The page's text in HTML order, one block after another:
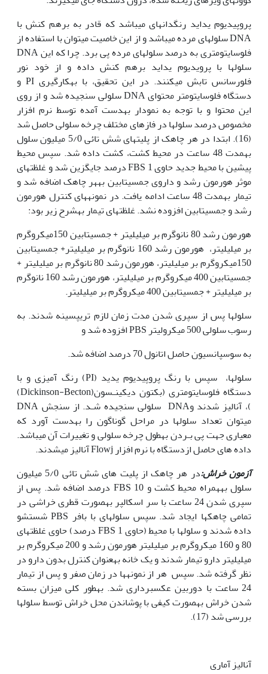
پروپیدیوم یداید رنگدانه‫ای می‏باشد که قادر به برهم کنش با
DNA سلول‫های مرده می‫باشد و از این خاصیت می‏توان با استفاده از
فلوسایتومتری به درصد سلول‫های مرده پی برد. چرا که این DNA
سلول‫ها با پرویدیوم یداید برهم کنش داده و از خود نور
فلورسانس تابش می‏کنند. در این تحقیق، با به‏کارگیری PI و
دستگاه فلوسایتومتر محتوای DNA سلولی سنجیده شد و از روی
این محتوا و با توجه به نمودار به‫دست آمده توسط نرم افزار
مخصوص درصد سلول‫ها در فازهای مختلف چرخه سلولی حاصل شد
(16). ابتدا در هر چاهک از پلیت‫های شش تائی 5/0 میلیون سلول
به‏مدت 48 ساعت در محیط کشت، کشت داده شد. سپس محیط
پیشین با محیط جدید حاوی FBS 1 درصد جایگزین شد و غلظت‫های
موثر هورمون رشد و داروی جمسیتابین به‏هر چاهک اضافه شد و
تیمار به‏مدت 48 ساعت ادامه یافت. در نمونه‏های کنترل هورمون
رشد و جمسیتابین افزوده نشد. غلظت‏های تیمار به‏شرح زیر بود:
هورمون رشد 80 نانوگرم بر میلی‫لیتر + جمسیتابین 150میکروگرم
بر میلی‫لیتر، هورمون رشد 160 نانوگرم بر میلی‫لیتر+ جمسیتابین
150میکروگرم بر میلی‫لیتر، هورمون رشد 80 نانوگرم بر میلی‫لیتر +
جمسیتابین 400 میکروگرم بر میلی‫لیتر، هورمون رشد 160 نانوگرم
بر میلی‫لیتر + جمسیتابین 400 میکروگرم بر میلی‫لیتر.
سلول‏ها پس از سپری شدن مدت زمان لازم تریپسینه شدند. به
رسوب سلولی 500 میکرولیتر PBS افزوده شد و
به سوسپانسیون حاصل اتانول 70 درصد اضافه شد.
سلول‏ها، سپس با رنگ پروپیدیوم یدید (PI) رنگ آمیزی و با
دستگاه فلوسایتومتری (بکتون دیکینـسون(Dickinson-Becton)
)، آنالیز شدند وDNA سلولی سنجیده شـد. از سنجش DNA
می‏توان تعداد سلولها در مراحل گوناگون را به‏دست آورد که
معیاری جهت پی بـردن به‏طول چرخه سلولی و تغییرات آن می‏باشد.
داده های حاصل ازدستگاه با نرم افزار Flowj آنالیز می‏شدند.
آزمون خراش:
در هر چاهک از پلیت های شش تائی 5/0 میلیون
سلول به‏همراه محیط کشت و FBS 10 درصد اضافه شد. پس از
سپری شدن 24 ساعت با سر اسکالپر به‏صورت قطری خراشی در
تمامی چاهک‏ها ایجاد شد. سپس سلول‏های با بافر PBS شستشو
داده شدند و سلول‏ها با محیط (حاوی FBS 1 درصد) حاوی غلظت‏های
80 و 160 میکروگرم بر میلی‫لیتر هورمون رشد و 200 میکروگرم بر
میلی‫لیتر دارو تیمار شدند و یک خانه به‏عنوان کنترل بدون دارو در
نظر گرفته شد. سپس هر از نمونه‏ها در زمان صفر و پس از تیمار
24 ساعت با دوربین عکس‫برداری شد. به‏طور کلی میزان بسته
شدن خراش به‏صورت کیفی با پوشاندن محل خراش توسط سلول‏ها
بررسی شد (17).
آنالیز آماری